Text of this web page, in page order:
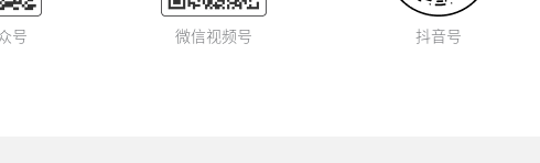
号 微信视频号 抖音号